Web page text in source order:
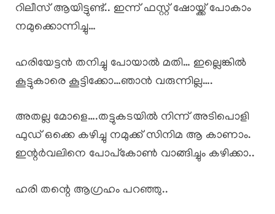
റിലീസ് ആയിട്ടുണ്ട്.. ഇന്ന് ഫസ്റ്റ് ഷോയ്ക്ക് പോകാം
നമുക്കൊന്നിച്ചു…
ഹരിയേട്ടൻ തനിച്ചു പോയാൽ മതി… ഇല്ലെങ്കിൽ
കൂട്ടുകാരെ കൂട്ടിക്കോ…ഞാൻ വരുന്നില്ല….
അതല്ല മോളെ….തട്ടുകടയിൽ നിന്ന് അടിപൊളി
ഫുഡ് ഒക്കെ കഴിച്ചു നമുക്ക് സിനിമ ആ കാണാം.
ഇന്റർവലിനെ പോപ്കോൺ വാങ്ങിച്ചും കഴിക്കാ..
ഹരി തന്റെ ആഗ്രഹം പറഞ്ഞു..